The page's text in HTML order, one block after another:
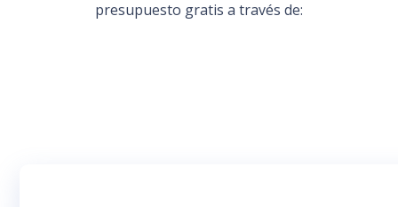
presupuesto gratis a través de: